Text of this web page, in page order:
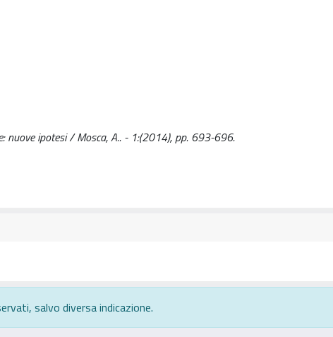
nuove ipotesi / Mosca, A.. - 1:(2014), pp. 693-696.
salvo diversa indicazione.